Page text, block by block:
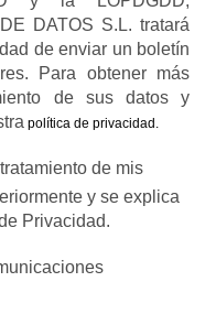
DATOS S.L. tratará
de enviar un boletín
Para obtener más
de sus datos y
política de privacidad
de mis
y se explica
Privacidad.